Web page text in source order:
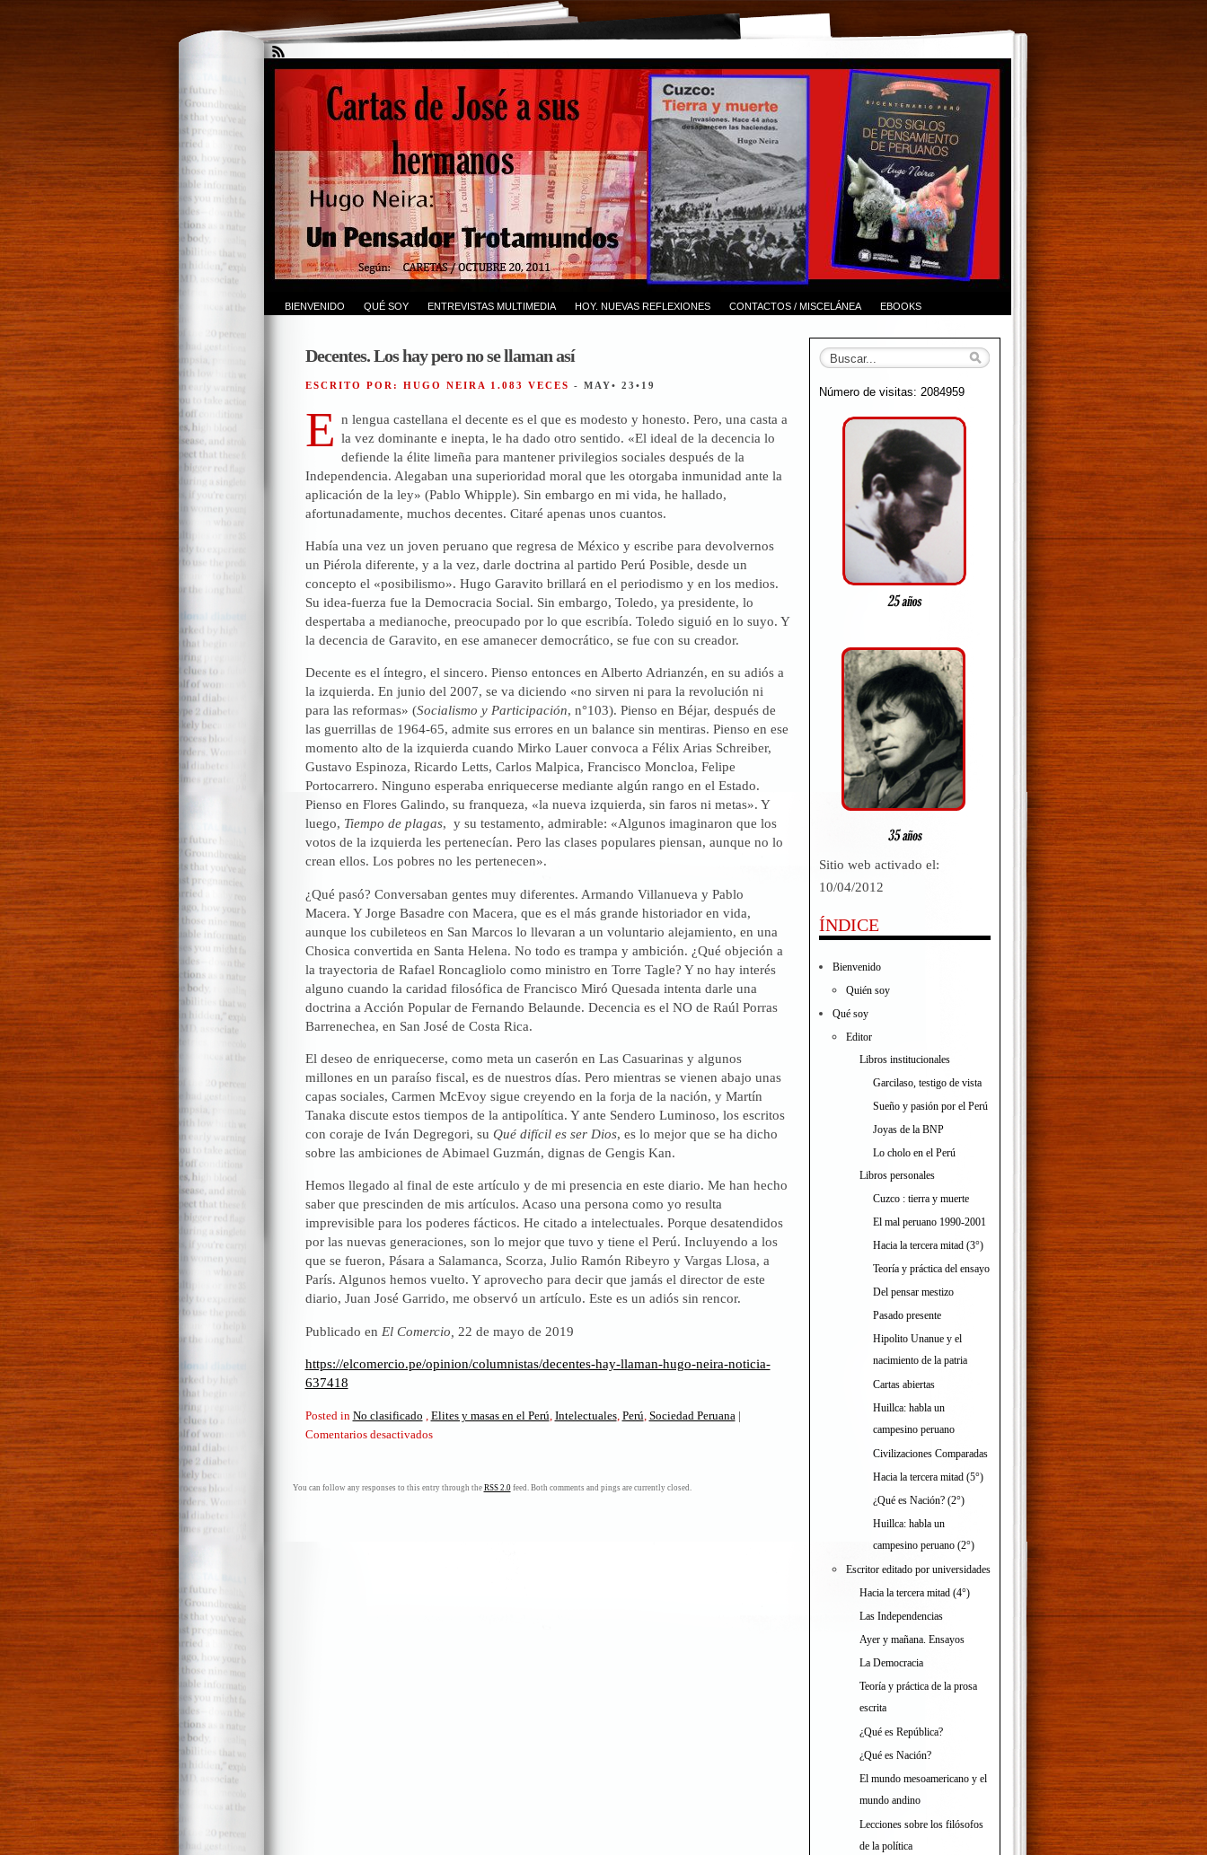
BIENVENIDO QUÉ SOY ENTREVISTAS MULTIMEDIA HOY. NUEVAS REFLEXIONES CONTACTOS / MISCELÁNEA EBOOKS
Decentes. Los hay pero no se llaman así
ESCRITO POR: HUGO NEIRA 1.083 VECES - MAY• 23•19
E n lengua castellana el decente es el que es modesto y honesto. Pero, una casta a
la vez dominante e inepta, le ha dado otro sentido. «El ideal de la decencia lo
defiende la élite limeña para mantener privilegios sociales después de la
Independencia. Alegaban una superioridad moral que les otorgaba inmunidad ante la
aplicación de la ley» (Pablo Whipple). Sin embargo en mi vida, he hallado,
afortunadamente, muchos decentes. Citaré apenas unos cuantos.
Había una vez un joven peruano que regresa de México y escribe para devolvernos
un Piérola diferente, y a la vez, darle doctrina al partido Perú Posible, desde un
concepto el «posibilismo». Hugo Garavito brillará en el periodismo y en los medios.
Su idea-fuerza fue la Democracia Social. Sin embargo, Toledo, ya presidente, lo
despertaba a medianoche, preocupado por lo que escribía. Toledo siguió en lo suyo. Y
la decencia de Garavito, en ese amanecer democrático, se fue con su creador.
Decente es el íntegro, el sincero. Pienso entonces en Alberto Adrianzén, en su adiós a
la izquierda. En junio del 2007, se va diciendo «no sirven ni para la revolución ni
para las reformas» (Socialismo y Participación, n°103). Pienso en Béjar, después de
las guerrillas de 1964-65, admite sus errores en un balance sin mentiras. Pienso en ese
momento alto de la izquierda cuando Mirko Lauer convoca a Félix Arias Schreiber,
Gustavo Espinoza, Ricardo Letts, Carlos Malpica, Francisco Moncloa, Felipe
Portocarrero. Ninguno esperaba enriquecerse mediante algún rango en el Estado.
Pienso en Flores Galindo, su franqueza, «la nueva izquierda, sin faros ni metas». Y
luego, Tiempo de plagas, y su testamento, admirable: «Algunos imaginaron que los
votos de la izquierda les pertenecían. Pero las clases populares piensan, aunque no lo
crean ellos. Los pobres no les pertenecen».
¿Qué pasó? Conversaban gentes muy diferentes. Armando Villanueva y Pablo
Macera. Y Jorge Basadre con Macera, que es el más grande historiador en vida,
aunque los cubileteos en San Marcos lo llevaran a un voluntario alejamiento, en una
Chosica convertida en Santa Helena. No todo es trampa y ambición. ¿Qué objeción a
la trayectoria de Rafael Roncagliolo como ministro en Torre Tagle? Y no hay interés
alguno cuando la caridad filosófica de Francisco Miró Quesada intenta darle una
doctrina a Acción Popular de Fernando Belaunde. Decencia es el NO de Raúl Porras
Barrenechea, en San José de Costa Rica.
El deseo de enriquecerse, como meta un caserón en Las Casuarinas y algunos
millones en un paraíso fiscal, es de nuestros días. Pero mientras se vienen abajo unas
capas sociales, Carmen McEvoy sigue creyendo en la forja de la nación, y Martín
Tanaka discute estos tiempos de la antipolítica. Y ante Sendero Luminoso, los escritos
con coraje de Iván Degregori, su Qué difícil es ser Dios, es lo mejor que se ha dicho
sobre las ambiciones de Abimael Guzmán, dignas de Gengis Kan.
Hemos llegado al final de este artículo y de mi presencia en este diario. Me han hecho
saber que prescinden de mis artículos. Acaso una persona como yo resulta
imprevisible para los poderes fácticos. He citado a intelectuales. Porque desatendidos
por las nuevas generaciones, son lo mejor que tuvo y tiene el Perú. Incluyendo a los
que se fueron, Pásara a Salamanca, Scorza, Julio Ramón Ribeyro y Vargas Llosa, a
París. Algunos hemos vuelto. Y aprovecho para decir que jamás el director de este
diario, Juan José Garrido, me observó un artículo. Este es un adiós sin rencor.
Publicado en El Comercio, 22 de mayo de 2019
https://elcomercio.pe/opinion/columnistas/decentes-hay-llaman-hugo-neira-noticia-
637418
Posted in No clasificado Elites y masas en el Perú Intelectuales, Perú Sociedad Peruana |
Comentarios desactivadosen
hay
You can follow any responses to this entry through the RSS 2.0feed. Both comments and pings are currently closed.
Número de visitas: 2084959
Sitio web activado el:
10/04/2012
ÍNDICE
Bienvenido
Quién soy
Qué soy
Editor
Libros institucionales
Garcilaso, testigo de vista
Sueño y pasión por el Perú
Joyas de la BNP
Lo cholo en el Perú
Libros personales
Cuzco : tierra y muerte
El mal peruano 1990-2001
Hacia la tercera mitad (3°)
Teoría y práctica del ensayo
Del pensar mestizo
Pasado presente
Hipolito Unanue y el
nacimiento de la patria
Cartas abiertas
Huillca: habla un
campesino peruano
Civilizaciones Comparadas
Hacia la tercera mitad (5°)
¿Qué es Nación? (2°)
Huillca: habla un
campesino peruano (2°)
Escritor editado por universidades
Hacia la tercera mitad (4°)
Las Independencias
Ayer y mañana. Ensayos
La Democracia
Teoría y práctica de la prosa
escrita
¿Qué es República?
¿Qué es Nación?
El mundo mesoamericano y el
mundo andino
Lecciones sobre los filósofos
de la política